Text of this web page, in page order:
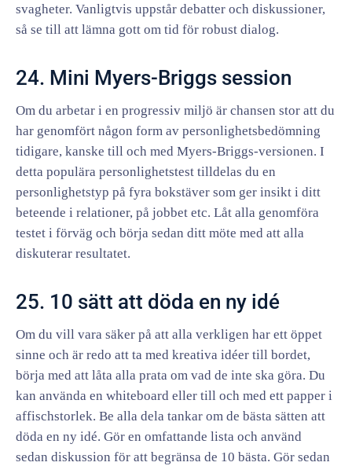
svagheter. Vanligtvis uppstår debatter och diskussioner,
så se till att lämna gott om tid för robust dialog.
24. Mini Myers-Briggs session
Om du arbetar i en progressiv miljö är chansen stor att du
har genomfört någon form av personlighetsbedömning
tidigare, kanske till och med Myers-Briggs-versionen. I
detta populära personlighetstest tilldelas du en
personlighetstyp på fyra bokstäver som ger insikt i ditt
beteende i relationer, på jobbet etc. Låt alla genomföra
testet i förväg och börja sedan ditt möte med att alla
diskuterar resultatet.
25. 10 sätt att döda en ny idé
Om du vill vara säker på att alla verkligen har ett öppet
sinne och är redo att ta med kreativa idéer till bordet,
börja med att låta alla prata om vad de inte ska göra. Du
kan använda en whiteboard eller till och med ett papper i
affischstorlek. Be alla dela tankar om de bästa sätten att
döda en ny idé. Gör en omfattande lista och använd
sedan diskussion för att begränsa de 10 bästa. Gör sedan